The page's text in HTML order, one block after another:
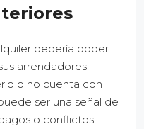
debería poder
arrendadores
o no cuenta con
ser una señal de
o conflictos